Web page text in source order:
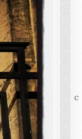
C